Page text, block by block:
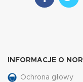
INFORMACJE O
Ochrona głowy